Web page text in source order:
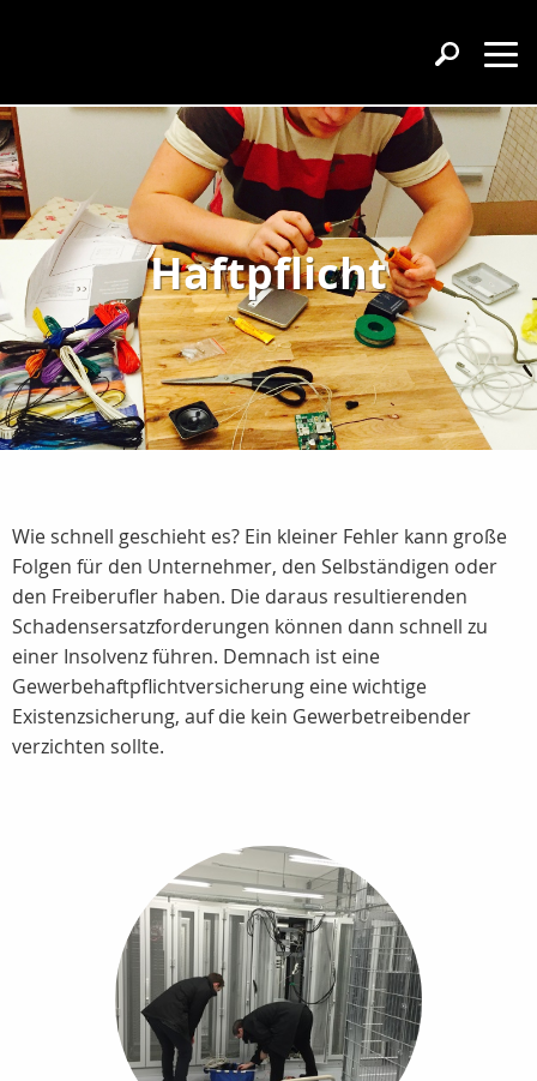
Haftpflicht
Wie schnell geschieht es? Ein kleiner Fehler kann große
Folgen für den Unternehmer, den Selbständigen oder
den Freiberufler haben. Die daraus resultierenden
Schadensersatzforderungen können dann schnell zu
einer Insolvenz führen. Demnach ist eine
Gewerbehaftpflichtversicherung eine wichtige
Existenzsicherung, auf die kein Gewerbetreibender
verzichten sollte.